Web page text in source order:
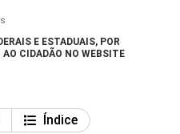
E ESTADUAIS, POR
AO CIDADÃO NO WEBSITE
Índice